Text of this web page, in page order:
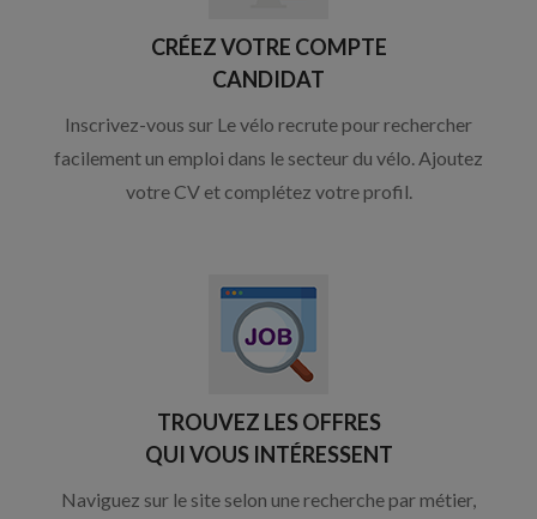
CRÉEZ VOTRE COMPTE
CANDIDAT
Inscrivez-vous sur Le vélo recrute pour rechercher
facilement un emploi dans le secteur du vélo. Ajoutez
votre CV et complétez votre profil.
TROUVEZ LES OFFRES
QUI VOUS INTÉRESSENT
Naviguez sur le site selon une recherche par métier,